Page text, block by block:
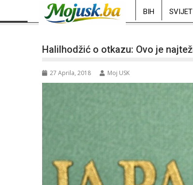
BIH SVIJET
Halilhodžić o otkazu: Ovo je
27 Aprila, 2018 Moj USK